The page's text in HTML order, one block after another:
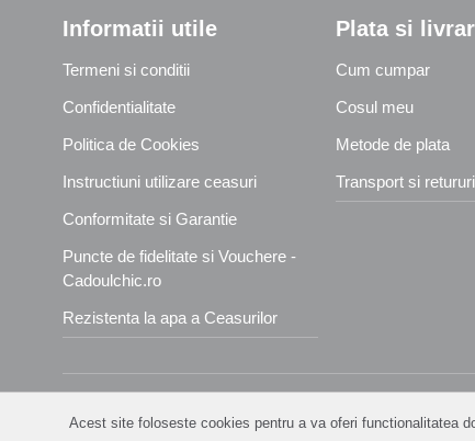
Acest site foloseste cookies pentru a va oferi functionalitatea
Informatii utile
Termeni si conditii
Confidentialitate
Politica de Cookies
Instructiuni utilizare ceasuri
Conformitate si Garantie
Puncte de fidelitate si Vouchere -
Cadoulchic.ro
Rezistenta la apa a Ceasurilor
Plata si
Cum cumpar
Cosul meu
Metode de plata
Transport si retururi